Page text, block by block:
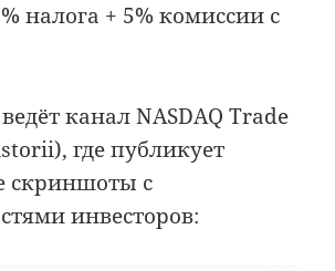
налога + 5% комиссии с
канал NASDAQ Trade
где публикует
скриншоты с
инвесторов: